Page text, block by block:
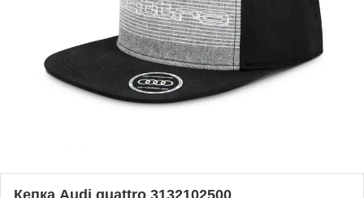
Кепка Audi quattro 3132102500